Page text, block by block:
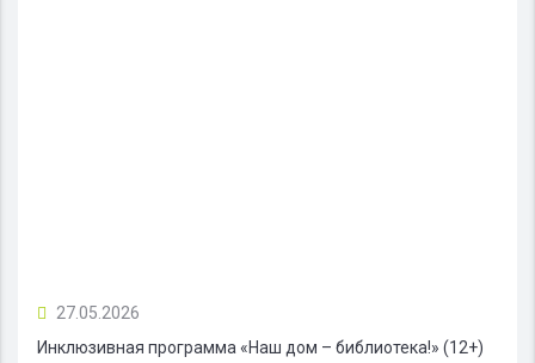
27.05.2026
Инклюзивная программа «Наш дом – библиотека!» (12+)